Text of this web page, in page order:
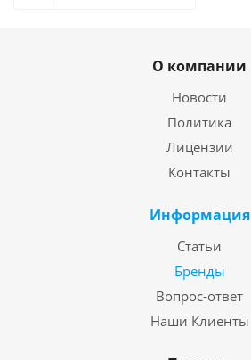
О компании
Новости
Политика
Лицензии
Контакты
Информация
Статьи
Бренды
Вопрос-ответ
Наши Клиенты